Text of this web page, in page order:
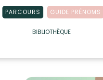
PARCOURS GUIDE PRÉNOMS
BIBLIOTHÈQUE